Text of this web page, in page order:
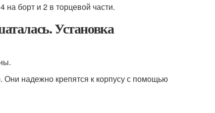
на борт и 2 в торцевой части.
Установка
надежно крепятся к корпусу с помощью